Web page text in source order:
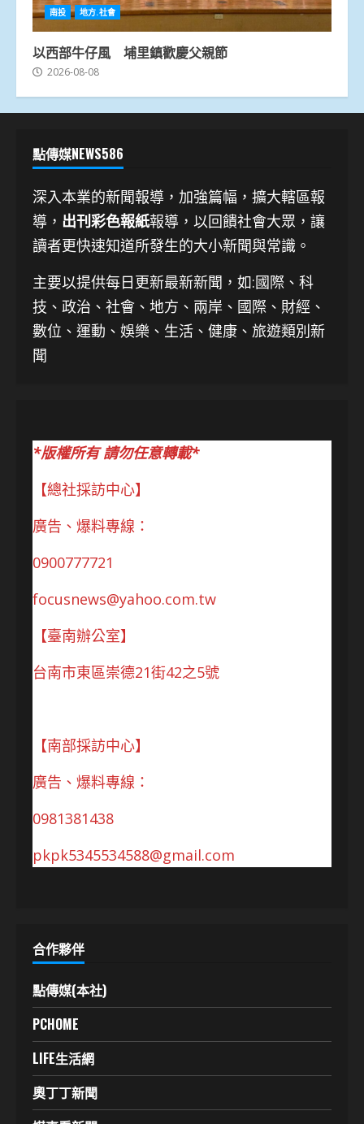
南投 地方.社會
以西部牛仔風 埔里鎮歡慶父親節
2026-08-08
點傳媒NEWS586
深入本業的新聞報導，加強篇幅，擴大轄區報
導， 出刊彩色報紙報導，以回饋社會大眾，讓
讀者更快速知道所發生的大小新聞與常識。
主要以提供每日更新最新新聞 ，如:國際、科
技、 政治、社會、地方、兩岸、國際、財經、
數位、運動、娛樂、生活、健康、旅遊類別新
聞
*版權所有 請勿任意轉載*
【總社採訪中心】
廣告、爆料專線：
0900777721
focusnews@yahoo.com.tw
【臺南辦公室】
台南市東區崇德21街42之5號
【南部採訪中心】
廣告、爆料專線：
0981381438
pkpk5345534588@gmail.com
合作夥伴
點傳媒(本社)
PCHOME
LIFE生活網
奧丁丁新聞